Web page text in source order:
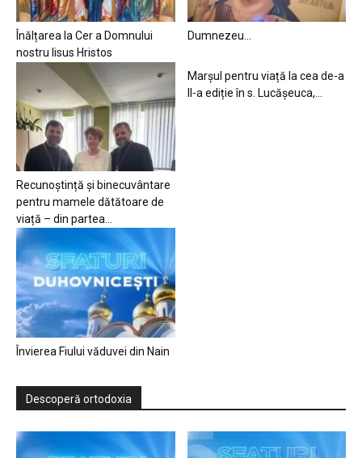
Înălțarea la Cer a Domnului
nostru Iisus Hristos
Dumnezeu…
Recunoștință și binecuvântare
pentru mamele dătătoare de
viață – din partea...
Marșul pentru viață la cea de-a
II-a ediție în s. Lucășeuca,...
Învierea Fiului văduvei din Nain
Descoperă ortodoxia